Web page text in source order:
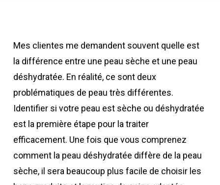
Mes clientes me demandent souvent quelle est
la différence entre une peau sèche et une peau
déshydratée. En réalité, ce sont deux
problématiques de peau très différentes.
Identifier si votre peau est sèche ou déshydratée
est la première étape pour la traiter
efficacement. Une fois que vous comprenez
comment la peau déshydratée diffère de la peau
sèche, il sera beaucoup plus facile de choisir les